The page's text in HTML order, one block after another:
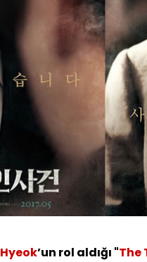
’un rol aldığı "The